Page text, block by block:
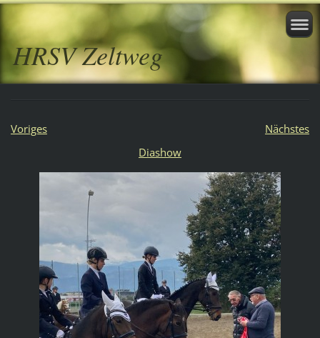
HRSV Zeltweg
Voriges
Nächstes
Diashow